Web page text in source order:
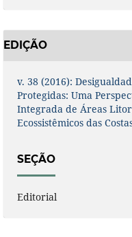
EDIÇÃO
v. 38 (2016):
Protegidas: Uma
Integrada de Áreas
Ecossistêmicos das
SEÇÃO
Editorial